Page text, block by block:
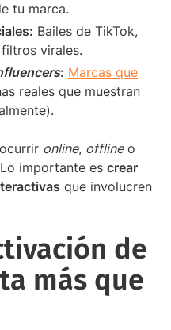
tu marca.
Bailes de TikTok,
virales.
: Marcas que
reales que muestran
online, offlineo
importante es crear
que involucren
de
más que